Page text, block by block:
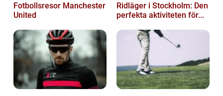
Fotbollsresor Manchester
United
Ridläger i Stockholm: Den
perfekta aktiviteten för...